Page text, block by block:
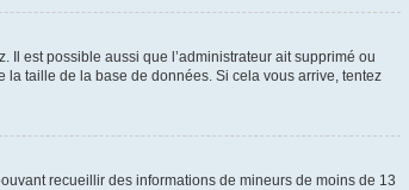
Il est possible aussi que l’administrateur ait supprimé ou
taille de la base de données. Si cela vous arrive, tentez
recueillir des informations de mineurs de moins de 13